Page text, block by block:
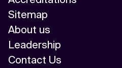
Sitemap
About us
Leadership
Contact Us